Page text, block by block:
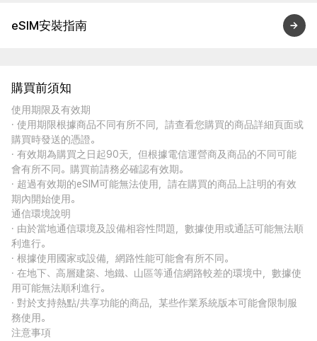
eSIM安裝指南
購買前須知
使用期限及有效期
· 使用期限根據商品不同有所不同，請查看您購買的商品詳細頁面或
購買時發送的憑證。
· 有效期為購買之日起90天，但根據電信運營商及商品的不同可能
會有所不同。購買前請務必確認有效期。
· 超過有效期的eSIM可能無法使用，請在購買的商品上註明的有效
期內開始使用。
通信環境說明
· 由於當地通信環境及設備相容性問題，數據使用或通話可能無法順
利進行。
· 根據使用國家或設備，網路性能可能會有所不同。
· 在地下、高層建築、地鐵、山區等通信網路較差的環境中，數據使
用可能無法順利進行。
· 對於支持熱點/共享功能的商品，某些作業系統版本可能會限制服
務使用。
注意事項